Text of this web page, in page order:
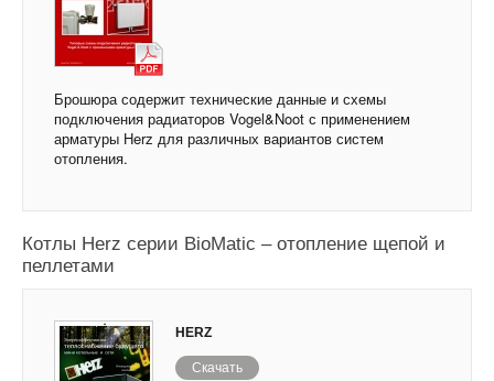
Брошюра содержит технические данные и схемы
подключения радиаторов Vogel&Noot с применением
арматуры Herz для различных вариантов систем
отопления.
Котлы Herz серии BioMatic – отопление щепой и
пеллетами
HERZ
Скачать